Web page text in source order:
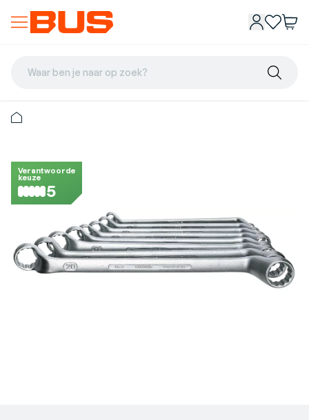
Waar ben je naar op zoek?
Verantwoorde
keuze
5